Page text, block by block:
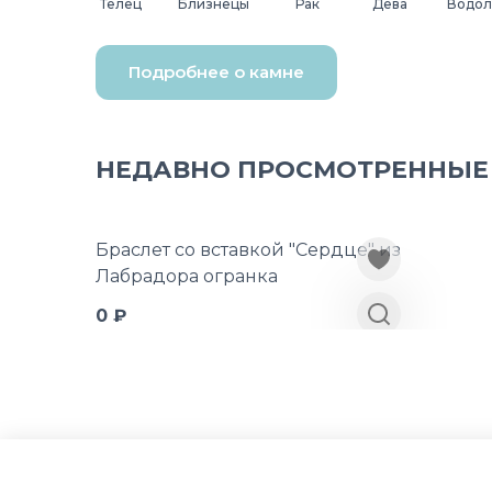
Телец Близнецы Рак Дева
Подробнее о камне
НЕДАВНО ПРОСМОТРЕННЫЕ
Браслет со вставкой "Сердце" из
Лабрадора огранка
0 ₽